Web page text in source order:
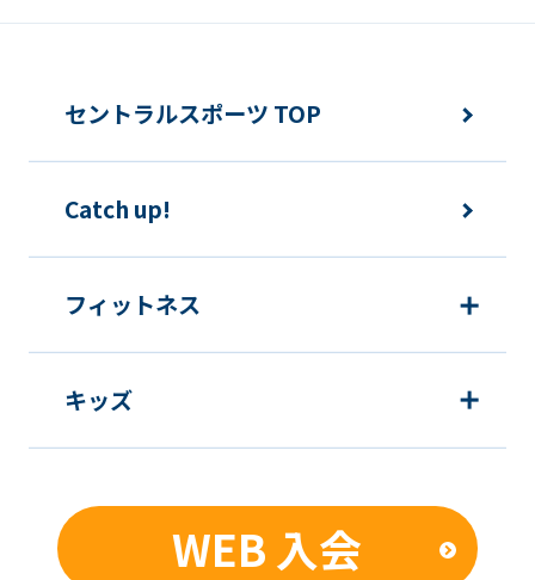
ask
fully
understand
before
service.
セントラルスポーツ TOP
Catch up!
フィットネス
キッズ
WEB 入会